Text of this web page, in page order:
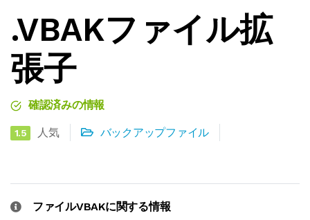
.VBAKファイル拡
張子
確認済みの情報
1.5 人気 バックアップファイル
ファイルVBAKに関する情報